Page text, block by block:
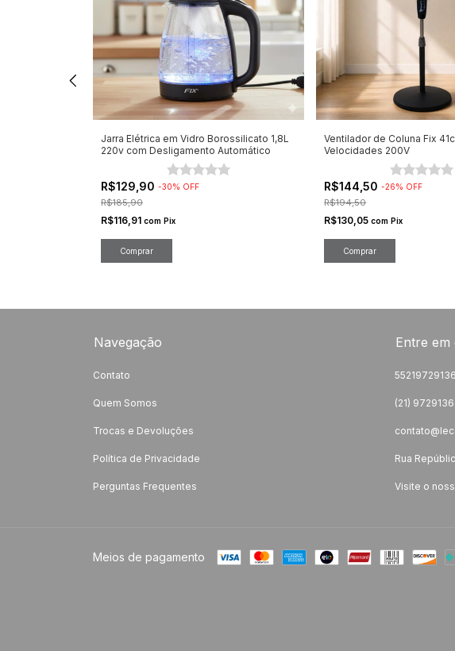
Jarra Elétrica em Vidro Borossilicato 1,8L
220v com Desligamento Automático
R$129,90 -30% OFF
R$185,90
R$116,91 com Pix
Comprar
Ventilador de Coluna Fix
Velocidades 200V
R$144,50-26% OFF
R$194,50
R$130,05com Pix
Navegação
Contato
Quem Somos
Trocas e Devoluções
Política de Privacidade
Perguntas Frequentes
Entre em
(21)
Rua
Visite o
Meios de pagamento